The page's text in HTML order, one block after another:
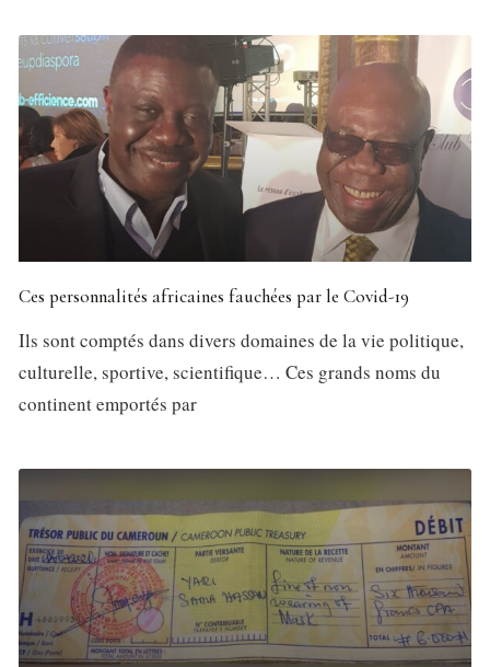
Ces personnalités africaines fauchées par le Covid-19
Ils sont comptés dans divers domaines de la vie politique,
culturelle, sportive, scientifique… Ces grands noms du
continent emportés par